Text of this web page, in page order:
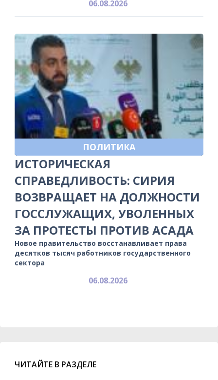
06.08.2026
ПОЛИТИКА
ИСТОРИЧЕСКАЯ
СПРАВЕДЛИВОСТЬ: СИРИЯ
ВОЗВРАЩАЕТ НА ДОЛЖНОСТИ
ГОССЛУЖАЩИХ, УВОЛЕННЫХ
ЗА ПРОТЕСТЫ ПРОТИВ АСАДА
Новое правительство восстанавливает права
десятков тысяч работников государственного
сектора
06.08.2026
ЧИТАЙТЕ В РАЗДЕЛЕ